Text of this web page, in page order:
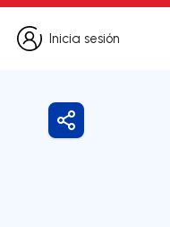
Inicia sesión
Inicia sesión
Compartir